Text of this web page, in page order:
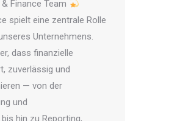
Finance Team
spielt eine zentrale Rolle
Unternehmens.
dass finanzielle
zuverlässig und
— von der
und